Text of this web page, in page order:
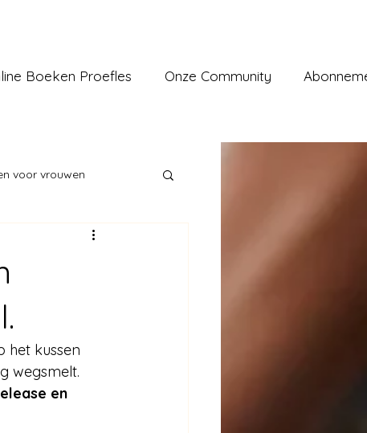
Boeken Proefles Onze Community
voor vrouwen
verminderen
het kussen
wegsmelt.
en